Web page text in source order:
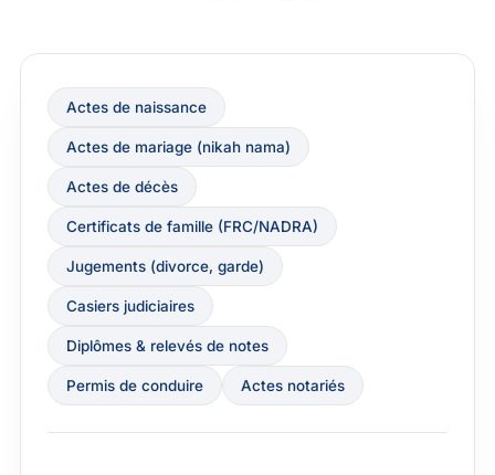
Actes de naissance
Actes de mariage (nikah nama)
Actes de décès
Certificats de famille (FRC/NADRA)
Jugements (divorce, garde)
Casiers judiciaires
Diplômes & relevés de notes
Permis de conduire Actes notariés